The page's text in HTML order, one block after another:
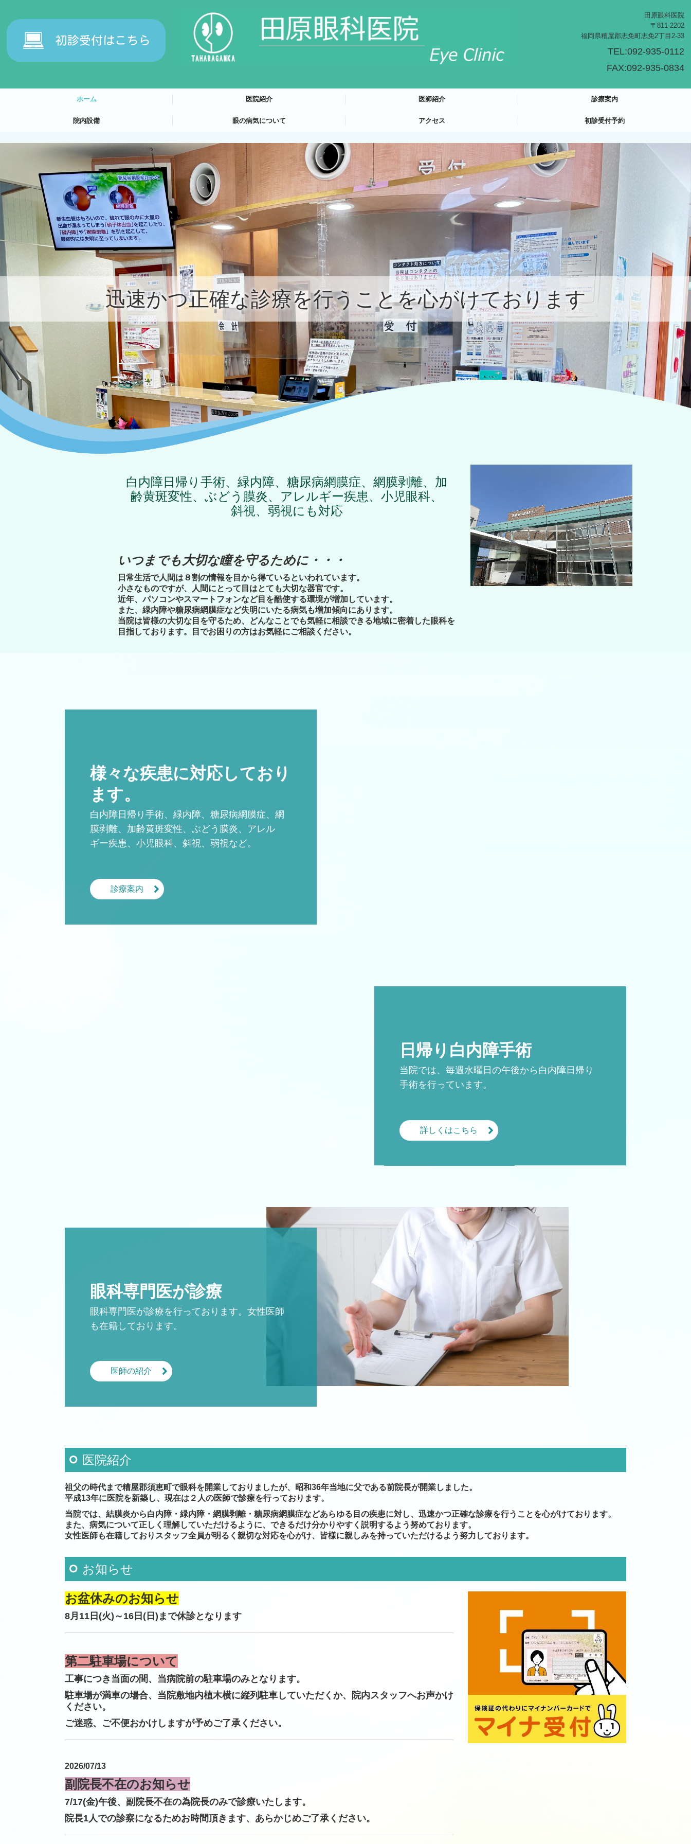
田原眼科医院
〒811-2202
福岡県糟屋郡志免町志免2丁目2-33
TEL:092-935-0112
FAX:092-935-0834
ホーム 医院紹介 医師紹介 診療案内
院内設備 眼の病気について アクセス 初診受付予約
迅速かつ正確な診療を行うことを心がけております
白内障日帰り手術、緑内障、糖尿病網膜症、網膜剥離、加
齢黄斑変性、ぶどう膜炎、アレルギー疾患、小児眼科、
斜視、弱視にも対応
いつまでも大切な瞳を守るために・・・
日常生活で人間は８割の情報を目から得ているといわれています。
小さなものですが、人間にとって目はとても大切な器官です。
近年、パソコンやスマートフォンなど目を酷使する環境が増加しています。
また、緑内障や糖尿病網膜症など失明にいたる病気も増加傾向にあります。
当院は皆様の大切な目を守るため、どんなことでも気軽に相談できる地域に密着した眼科を
目指しております。目でお困りの方はお気軽にご相談ください。
様々な疾患に対応しており
ます。
白内障日帰り手術、緑内障、糖尿病網膜症、網
膜剥離、加齢黄斑変性、ぶどう膜炎、アレル
ギー疾患、小児眼科、斜視、弱視など。
診療案内
日帰り白内障手術
当院では、毎週水曜日の午後から白内障日帰り
手術を行っています。
詳しくはこちら
眼科専門医が診療
眼科専門医が診療を行っております。女性医師
も在籍しております。
医師の紹介
医院紹介
祖父の時代まで糟屋郡須恵町で眼科を開業しておりましたが、昭和36年当地に父である前院長が開業しました。
平成13年に医院を新築し、現在は２人の医師で診療を行っております。
当院では、結膜炎から白内障・緑内障・網膜剥離・糖尿病網膜症などあらゆる目の疾患に対し、迅速かつ正確な診療を行うことを心がけております。
また、 病気について正しく理解していただけるように、できるだけ分かりやすく説明するよう努めております。
女性医師も在籍しておりスタッフ全員が明るく親切な対応を心がけ、皆様に親しみを持っていただけるよう努力しております。
お知らせ
お盆休みのお知らせ
8月11日(火)～16日(日)まで休診となります
第二駐車場について
工事につき当面の間、当病院前の駐車場のみとなります。
駐車場が満車の場合、当院敷地内植木横に縦列駐車していただくか、院内スタッフへお声かけ
ください。
ご迷惑、ご不便おかけしますが予めご了承ください。
2026/07/13
副院長不在のお知らせ
7/17(金)午後、副院長不在の為院長のみで診療いたします。
院長1人での診察になるためお時間頂きます、あらかじめご了承ください。